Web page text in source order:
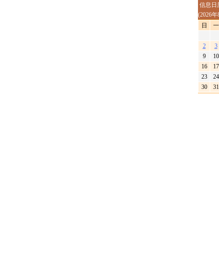
信息日
(2026年
日
一
2
3
9
10
16
17
23
24
30
31